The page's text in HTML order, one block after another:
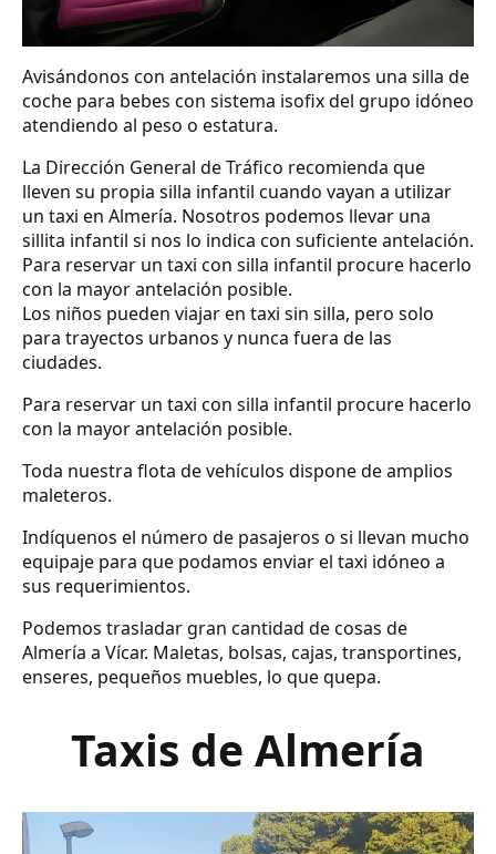
Avisándonos con antelación instalaremos una silla de
coche para bebes con sistema isofix del grupo idóneo
atendiendo al peso o estatura.
La Dirección General de Tráfico recomienda que
lleven su propia silla infantil cuando vayan a utilizar
un taxi en Almería. Nosotros podemos llevar una
sillita infantil si nos lo indica con suficiente antelación.
Para reservar un taxi con silla infantil procure hacerlo
con la mayor antelación posible.
Los niños pueden viajar en taxi sin silla, pero solo
para trayectos urbanos y nunca fuera de las
ciudades.
Para reservar un taxi con silla infantil procure hacerlo
con la mayor antelación posible.
Toda nuestra flota de vehículos dispone de amplios
maleteros.
Indíquenos el número de pasajeros o si llevan mucho
equipaje para que podamos enviar el taxi idóneo a
sus requerimientos.
Podemos trasladar gran cantidad de cosas de
Almería a Vícar. Maletas, bolsas, cajas, transportines,
enseres, pequeños muebles, lo que quepa.
Taxis de Almería